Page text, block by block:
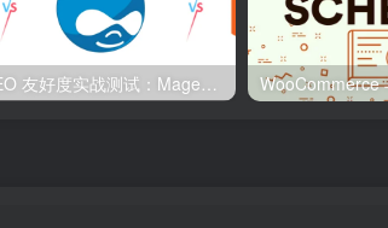
SEO 友好度实战测试：Magento、WordPress、Drupal 在核心 SEO 要素上的表现对比